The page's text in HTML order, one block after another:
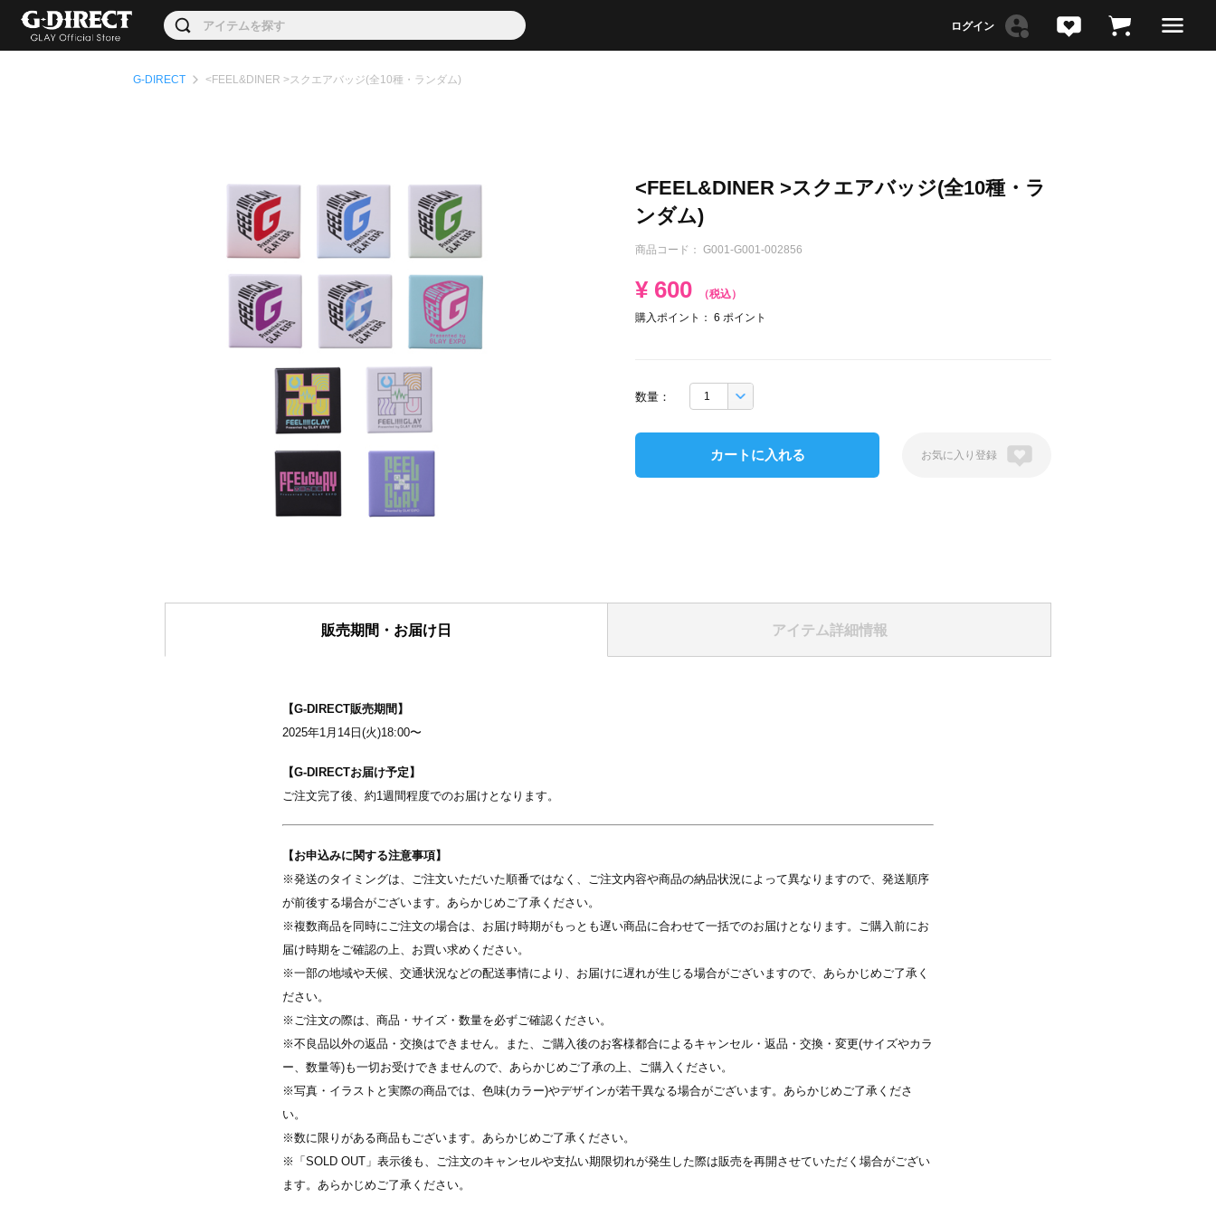
G-DIRECT <FEEL&DINER >スクエアバッジ(全10種・ランダム)
<FEEL&DINER >スクエアバッジ(全10種・ラ
ンダム)
商品コード： G001-G001-002856
¥ 600
（税込）
購入ポイント： 6 ポイント
数量：
カートに入れる 登録
販売期間・お届け日 アイテム詳細情報
【G-DIRECT販売期間】
2025年1月14日(火)18:00〜
【G-DIRECTお届け予定】
ご注文完了後、約1週間程度でのお届けとなります。
【お申込みに関する注意事項】
※発送のタイミングは、ご注文いただいた順番ではなく、ご注文内容や商品の納品状況によって異なりますので、発送順序
が前後する場合がございます。あらかじめご了承ください。
※複数商品を同時にご注文の場合は、お届け時期がもっとも遅い商品に合わせて一括でのお届けとなります。ご購入前にお
届け時期をご確認の上、お買い求めください。
※一部の地域や天候、交通状況などの配送事情により、お届けに遅れが生じる場合がございますので、あらかじめご了承く
ださい。
※ご注文の際は、商品・サイズ・数量を必ずご確認ください。
※不良品以外の返品・交換はできません。また、ご購入後のお客様都合によるキャンセル・返品・交換・変更(サイズやカラ
ー、数量等)も一切お受けできませんので、あらかじめご了承の上、ご購入ください。
※写真・イラストと実際の商品では、色味(カラー)やデザインが若干異なる場合がございます。あらかじめご了承くださ
い。
※数に限りがある商品もございます。あらかじめご了承ください。
※「SOLD OUT」表示後も、ご注文のキャンセルや支払い期限切れが発生した際は販売を再開させていただく場合がござい
ます。あらかじめご了承ください。
写真を選択
※ 写真は配置後も変更できます
写真を選択